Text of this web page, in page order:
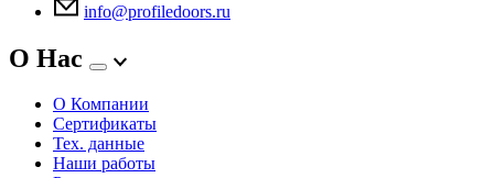
info@profiledoors.ru
О Нас
О Компании
Сертификаты
Тех. данные
Наши работы